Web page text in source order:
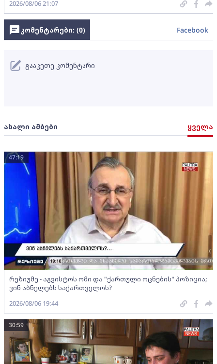
2026/08/06 21:07
ახალი ამბები ყველა
რეზიუმე - აგვისტოს ომი და "ქართული ოცნების" პოზიცია;
ვინ აბნელებს საქართველოს?
47:19
2026/08/06 19:44
30:59
კომენტარები: (0) Facebook
გააკეთე კომენტარი